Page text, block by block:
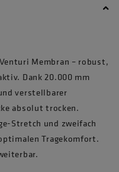
Membran – robust,
Dank 20.000 mm
verstellbarer
absolut trocken.
Stretch und zweifach
Tragekomfort.